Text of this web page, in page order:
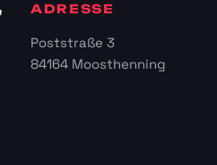
ADRESSE
Poststraße 3
84164 Moosthenning